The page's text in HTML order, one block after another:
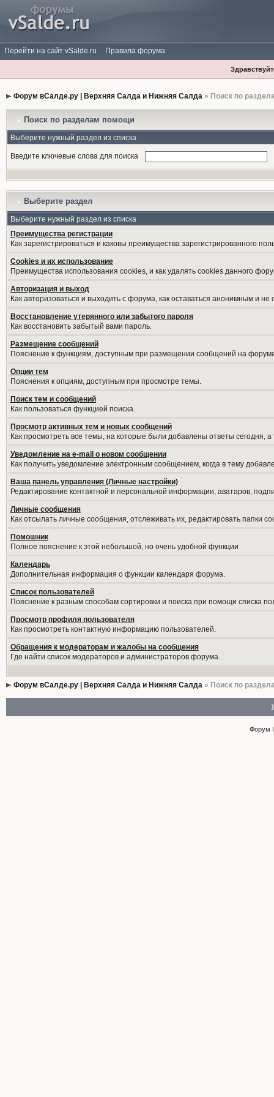
Перейти на сайт vSalde.ru Правила форума
Форум вСалде.ру | Верхняя Салда и Нижняя Салда» Поиск по
Поиск по разделам помощи
Выберите нужный раздел из списка
Введите ключевые слова для поиска
Выберите раздел
Выберите нужный раздел из списка
Преимущества регистрации
Как зарегистрироваться и каковы преимущества зарегистрированного
Cookies и их использование
Преимущества использования cookies, и как удалять cookies данного
Авторизация и выход
Как авторизоваться и выходить с форума, как оставаться анонимным и
Восстановление утерянного или забытого пароля
Как восстановить забытый вами пароль.
Размещение сообщений
Пояснение к функциям, доступным при размещении сообщений на
Опции тем
Пояснения к опциям, доступным при просмотре темы.
Поиск тем и сообщений
Как пользоваться функцией поиска.
Просмотр активных тем и новых сообщений
Как просмотреть все темы, на которые были добавлены ответы сегодня,
Уведомление на е-mail о новом сообщении
Как получить уведомление электронным сообщением, когда в тему
Ваша панель управления (Личные настройки)
Редактирование контактной и персональной информации, аватаров,
Личные сообщения
Как отсылать личные сообщения, отслеживать их, редактировать папки
Помошник
Полное пояснение к этой небольшой, но очень удобной функции
Календарь
Дополнительная информация о функции календаря форума.
Список пользователей
Пояснение к разным способам сортировки и поиска при помощи списка
Просмотр профиля пользователя
Как просмотреть контактную информацию пользователей.
Обращения к модераторам и жалобы на сообщения
Где найти список модераторов и администраторов форума.
Форум вСалде.ру | Верхняя Салда и Нижняя Салда» Поиск по
Форум